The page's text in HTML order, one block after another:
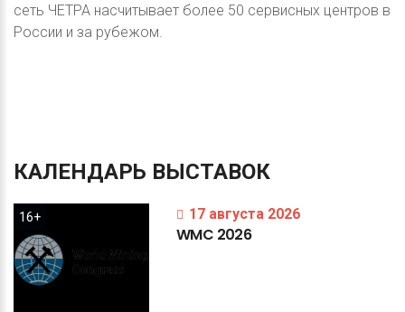
сеть ЧЕТРА насчитывает более 50 сервисных центров в
России и за рубежом.
КАЛЕНДАРЬ ВЫСТАВОК
16+ 17 августа 2026
WMC 2026